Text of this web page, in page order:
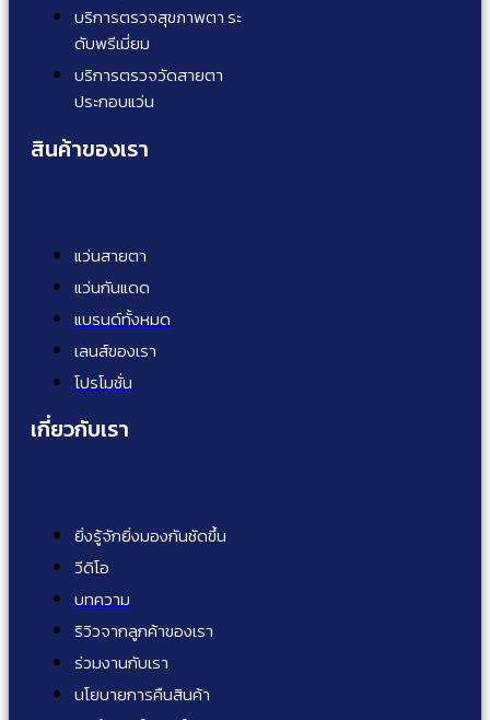
บริการตรวจสุขภาพตา ระ
ดับพรีเมี่ยม
บริการตรวจวัดสายตา
ประกอบแว่น
สินค้าของเรา
แว่นสายตา
แว่นกันแดด
แบรนด์ทั้งหมด
เลนส์ของเรา
โปรโมชั่น
เกี่ยวกับเรา
ยิ่งรู้จักยิ่งมองกันชัดขึ้น
วีดิโอ
บทความ
ริวิวจากลูกค้าของเรา
ร่วมงานกับเรา
นโยบายการคืนสินค้า